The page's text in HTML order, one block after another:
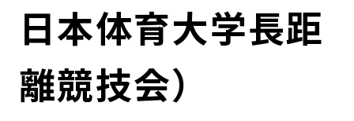
ESGデータ集
日本体育大学長距
離競技会）